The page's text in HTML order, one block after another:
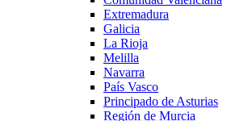
Extremadura
Galicia
La Rioja
Melilla
Navarra
País Vasco
Principado de Asturias
Región de Murcia